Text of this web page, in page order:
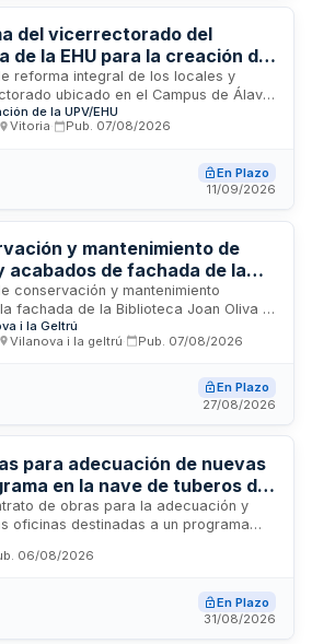
y Puertos, y será cofinanciada por la
Turismo, la Comunidad Autónoma de
de Reocín en el marco del Plan
local.
del vicerrectorado del
de la EHU para la creación de
Denon Artean
reforma integral de los locales y
ubicado en el Campus de Álava
Vasco, destinadas a la creación
Denon Artean orientado al cuidado
instalaciones conforme a las
aprobado.
de la UPV/EHU
Vitoria Pub. 07/08/2026
En Plazo
11/09/2026
y mantenimiento de
acabados de fachada de la
i Milà de Vilanova i la
conservación y mantenimiento
fachada de la Biblioteca Joan Oliva i
i la Geltrú. Los trabajos incluyen
y acabados de fachada
en aberturas, reposición de
y sustitución de ventanas de acero en
busca dar relevancia al edificio como
cultural y patrimonial de referencia
i la Geltrú
Vilanova i la geltrú Pub. 07/08/2026
En Plazo
27/08/2026
para adecuación de nuevas
en la nave de tuberos de
de obras para la adecuación y
oficinas destinadas a un programa
la nave de tuberos de sus
El proyecto incluye trabajos de
prestaciones técnicas. Se
de contrato de obras sin división
06/08/2026
En Plazo
31/08/2026